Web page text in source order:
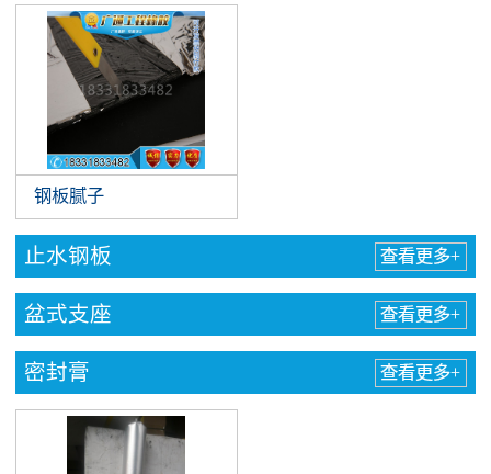
钢板腻子
止水钢板 查看更多+
盆式支座 查看更多+
密封膏 查看更多+